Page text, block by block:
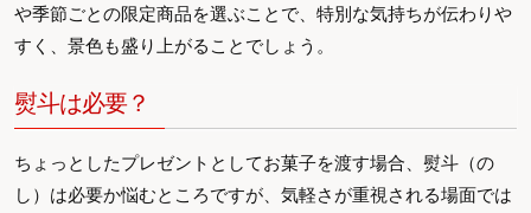
や季節ごとの限定商品を選ぶことで、特別な気持ちが伝わりや
すく、景色も盛り上がることでしょう。
熨斗は必要？
ちょっとしたプレゼントとしてお菓子を渡す場合、熨斗（の
し）は必要か悩むところですが、気軽さが重視される場面では